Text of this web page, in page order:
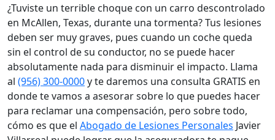
¿Tuviste un terrible choque con un carro descontrolado
en McAllen, Texas, durante una tormenta? Tus lesiones
deben ser muy graves, pues cuando un coche queda
sin el control de su conductor, no se puede hacer
absolutamente nada para disminuir el impacto. Llama
al (956) 300-0000y te daremos una consulta GRATIS en
donde te vamos a asesorar sobre lo que puedes hacer
para reclamar una compensación, pero sobre todo,
cómo es que el Abogado de Lesiones Personales Javier